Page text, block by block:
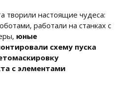
творили настоящие чудеса:
работали на станках с
юные
схему пуска
с элементами